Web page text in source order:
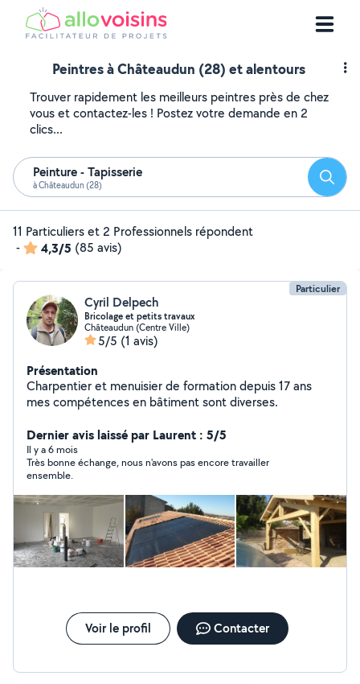
Peintres à Châteaudun (28) et alentours
Trouver rapidement les meilleurs peintres près de chez
vous et contactez-les ! Postez votre demande en 2
clics...
Peinture - Tapisserie
à Châteaudun (28)
11 Particuliers et 2 Professionnels répondent
-
4,3/5 (85 avis)
Particulier
Cyril Delpech
Bricolage et petits travaux
Châteaudun (Centre Ville)
5/5 (1 avis)
Présentation
Charpentier et menuisier de formation depuis 17 ans
mes compétences en bâtiment sont diverses.
Dernier avis laissé par Laurent : 5/5
Il y a 6 mois
Très bonne échange, nous n'avons pas encore travailler
ensemble.
Voir le profil Contacter